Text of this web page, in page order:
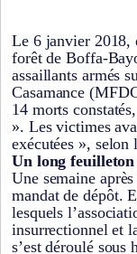
Le 6 janvier 2018,
forêt de Boffa-
assaillants armés
Casamance
14 morts
». Les victimes
exécutées », selon
Un long
Une semaine
mandat de dépôt.
lesquels
insurrectionnel et
s’est déroulé sous